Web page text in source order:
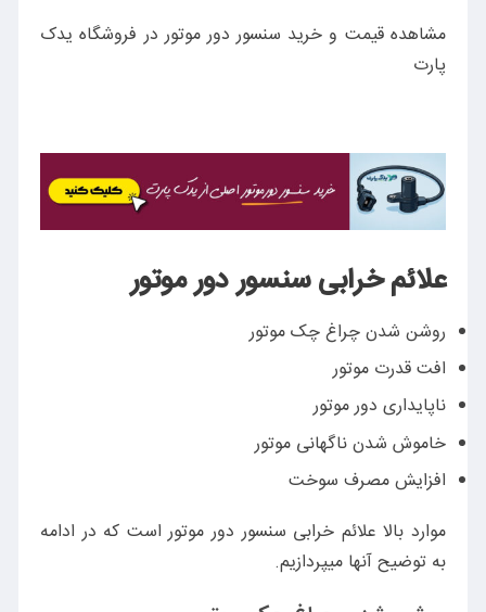
مشاهده قیمت و خرید سنسور دور موتور در فروشگاه یدک
پارت
علائم خرابی سنسور دور موتور
روشن شدن چراغ چک موتور
افت قدرت موتور
ناپایداری دور موتور
خاموش شدن ناگهانی موتور
افزایش مصرف سوخت
موارد بالا علائم خرابی سنسور دور موتور است که در ادامه
به توضیح آنها میپردازیم.